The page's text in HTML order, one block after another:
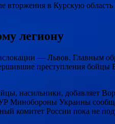
в Курскую область
легиону
— Львов. Главным
преступления
насильники, добавляет
Минобороны Украины
комитет России пока не